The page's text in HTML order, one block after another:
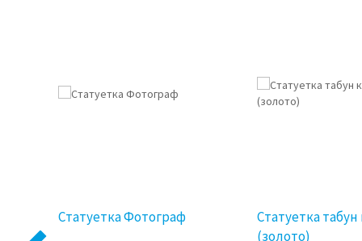
Статуетка Фотограф
Статуетка
(золото)